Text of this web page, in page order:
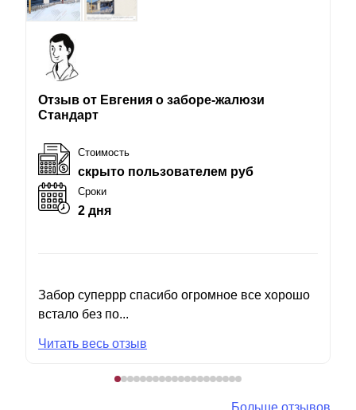
Отзыв от Евгения о заборе-жалюзи
Стандарт
Стоимость
скрыто пользователем руб
Сроки
2 дня
Забор суперрр спасибо огромное все хорошо
встало без по...
Читать весь отзыв
Больше отзывов